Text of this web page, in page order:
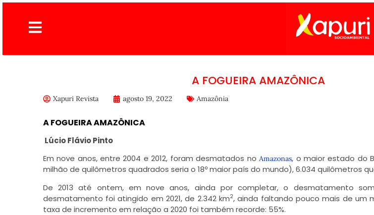
A FOGUEIRA AMAZÔNICA
Xapuri Revista agosto 19, 2022 Amazônia
A FOGUEIRA AMAZÔNICA
Lúcio Flávio Pinto
Em nove anos, entre 2004 e 2012, foram desmatados noAmazonas, o maior estado do
milhão de quilômetros quadrados seria o 18º maior país do mundo), 6.034 quilômetros
De 2013 até ontem, em nove anos, ainda por completar, o desmatamento
desmatamento foi atingido em 2021, de 2.342 km2, ainda faltando pouco mais de um
taxa de incremento em relação a 2020 foi também recorde: 55%.